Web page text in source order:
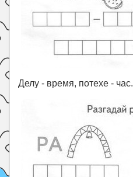
Делу - время, потехе - час.